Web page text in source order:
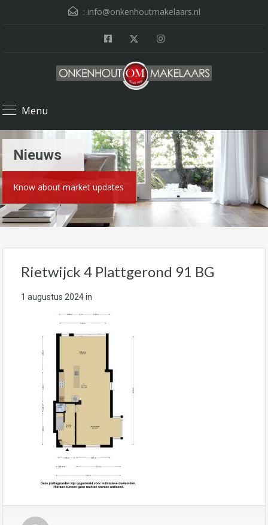
: info@onkenhoutmakelaars.nl
Menu
Nieuws
Know about market updates
Rietwijck 4 Plattgerond 91 BG
1 augustus 2024in